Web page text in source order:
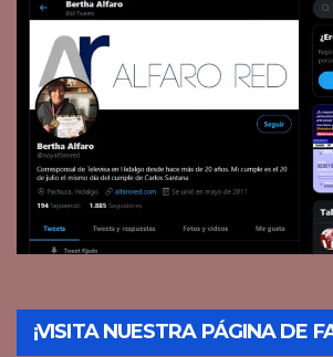
¡VISITA NUESTRA PÁGINA DE